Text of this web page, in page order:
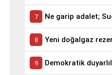
Demokratik